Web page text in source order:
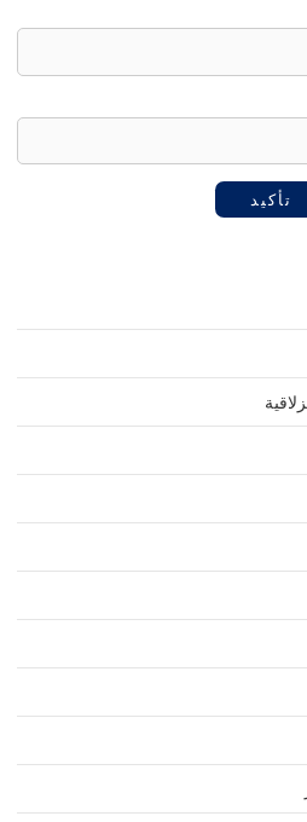
تأكيد